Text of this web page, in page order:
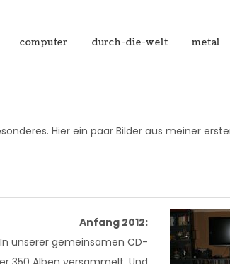
computer durch-die-welt metal
Hier ein paar Bilder aus meiner
Anfang 2012:
unserer gemeinsamen CD-